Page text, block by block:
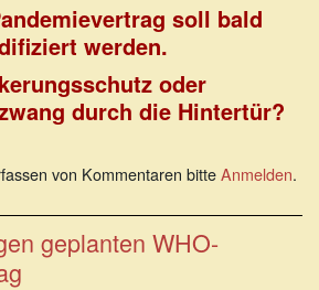
soll bald
werden.
oder
durch die Hintertür?
von Kommentaren bitteAnmelden.
geplanten WHO-